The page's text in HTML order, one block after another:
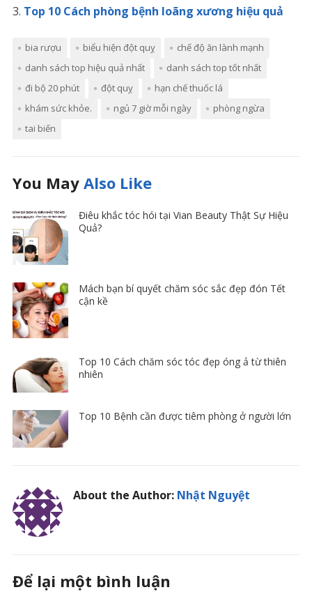
Top 10 Cách phòng bệnh loãng xương hiệu quả
bia rượu biểu hiện đột quỵ
chế độ ăn lành mạnh
danh sách top hiệu quả nhất
danh sách top tốt nhất
đi bộ 20 phút
đột quỵ
hạn chế thuốc lá
khám sức khỏe.
ngủ 7 giờ mỗi ngày
phòng ngừa
tai biến
You May Also Like
Điêu khắc tóc hói tại Vian Beauty Thật Sự Hiệu
Quả?
Mách bạn bí quyết chăm sóc sắc đẹp đón Tết
cận kề
Top 10 Cách chăm sóc tóc đẹp óng ả từ thiên
nhiên
Top 10 Bệnh cần được tiêm phòng ở người lớn
About the Author: Nhật Nguyệt
Để lại một bình luận